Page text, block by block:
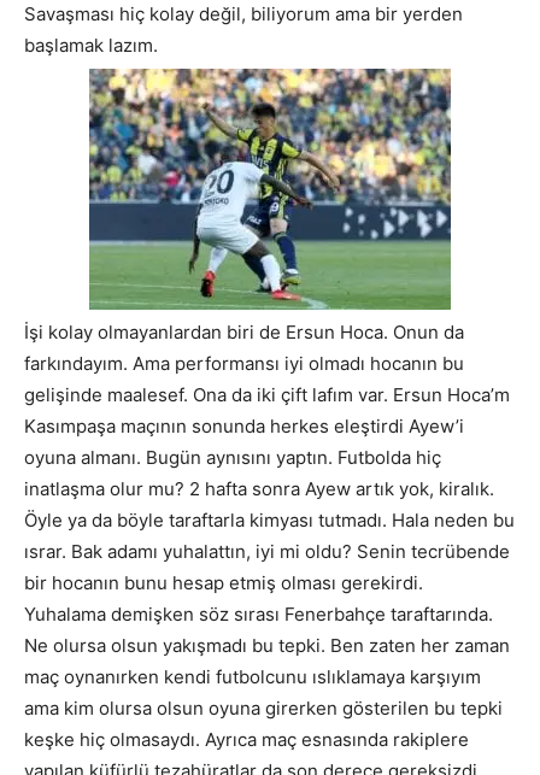
Savaşması hiç kolay değil, biliyorum ama bir yerden
başlamak lazım.
İşi kolay olmayanlardan biri de Ersun Hoca. Onun da
farkındayım. Ama performansı iyi olmadı hocanın bu
gelişinde maalesef. Ona da iki çift lafım var. Ersun Hoca’m
Kasımpaşa maçının sonunda herkes eleştirdi Ayew’i
oyuna almanı. Bugün aynısını yaptın. Futbolda hiç
inatlaşma olur mu? 2 hafta sonra Ayew artık yok, kiralık.
Öyle ya da böyle taraftarla kimyası tutmadı. Hala neden bu
ısrar. Bak adamı yuhalattın, iyi mi oldu? Senin tecrübende
bir hocanın bunu hesap etmiş olması gerekirdi.
Yuhalama demişken söz sırası Fenerbahçe taraftarında.
Ne olursa olsun yakışmadı bu tepki. Ben zaten her zaman
maç oynanırken kendi futbolcunu ıslıklamaya karşıyım
ama kim olursa olsun oyuna girerken gösterilen bu tepki
keşke hiç olmasaydı. Ayrıca maç esnasında rakiplere